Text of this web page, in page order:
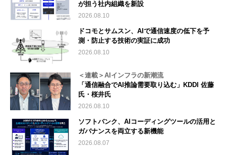
が担う社内組織を新設
2026.08.10
ドコモとサムスン、AIで通信速度の低下を予
測・防止する技術の実証に成功
2026.08.10
＜連載＞AIインフラの新潮流
「通信融合でAI推論需要取り込む」KDDI 佐藤
氏・桜井氏
2026.08.10
ソフトバンク、AIコーディングツールの活用と
ガバナンスを両立する新機能
2026.08.07